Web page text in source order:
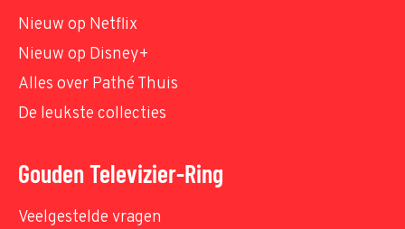
Nieuw op Netflix
Nieuw op Disney+
Alles over Pathé Thuis
De leukste collecties
Gouden Televizier-Ring
Veelgestelde vragen